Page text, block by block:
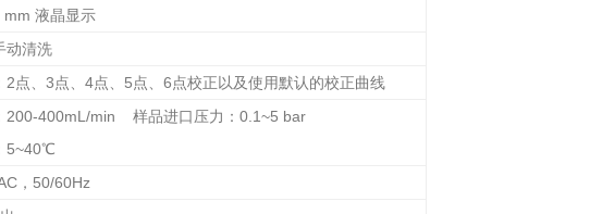
液晶显示
动清洗
2点、3点、4点、5点、6点校正以及使用默认的校正曲线
200-400mL/min 样品进口压力：0.1~5 bar
5~40℃
，50/60Hz